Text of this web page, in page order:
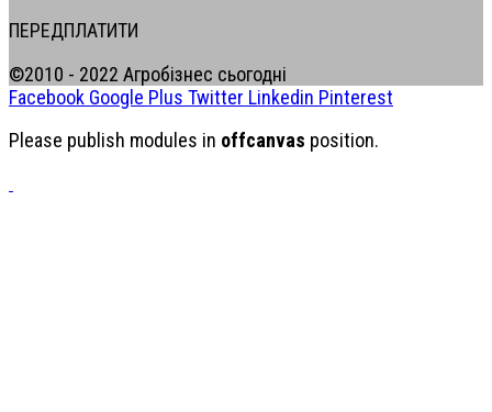
ПЕРЕДПЛАТИТИ
©2010 - 2022 Агробізнес сьогодні
Facebook Google Plus Twitter Linkedin Pinterest
Please publish modules in offcanvas position.